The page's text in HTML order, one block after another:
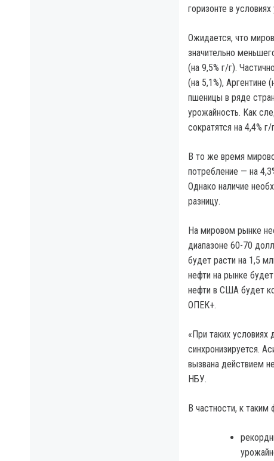
горизонте в
Ожидается, что
значительно
(на 9,5% г/г).
(на 5,1%), Аргентине
пшеницы в ряде
урожайность. Как
сократятся на 4,4%
В то же время
потребление — на
Однако наличие
разницу.
На мировом рынке
диапазоне 60-70
будет расти на 1,5
нефти на рынке
нефти в США будет
ОПЕК+.
«При таких условиях
синхронизируется.
вызвана действием
НБУ.
В частности, к таким